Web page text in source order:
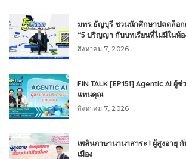
มทร.ธัญบุรี ชวนนักศึกษาปลดล็อก
“5 ปริญญา กับบทเรียนที่ไม่มีในห้อ
สิงหาคม 7, 2026
FIN TALK [EP.151] Agentic AI ผู้
แทนคุณ
สิงหาคม 7, 2026
เพลินภาษานานาสาระ l ผู้สูงอายุ
เมือง